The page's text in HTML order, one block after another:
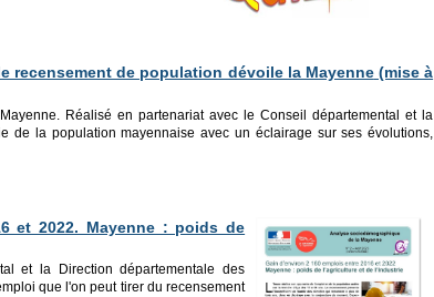
recensement de population dévoile la Mayenne(mise à
Réalisé en partenariat avec le Conseil départemental et la
de la population mayennaise avec un éclairage sur ses évolutions,
et 2022. Mayenne : poids de
et la Direction départementale des
que l'on peut tirer du recensement